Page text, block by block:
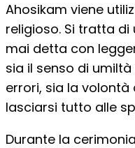
Ahosikam viene
religioso. Si tratta
mai detta con
sia il senso di
errori, sia la
lasciarsi tutto alle
Durante la